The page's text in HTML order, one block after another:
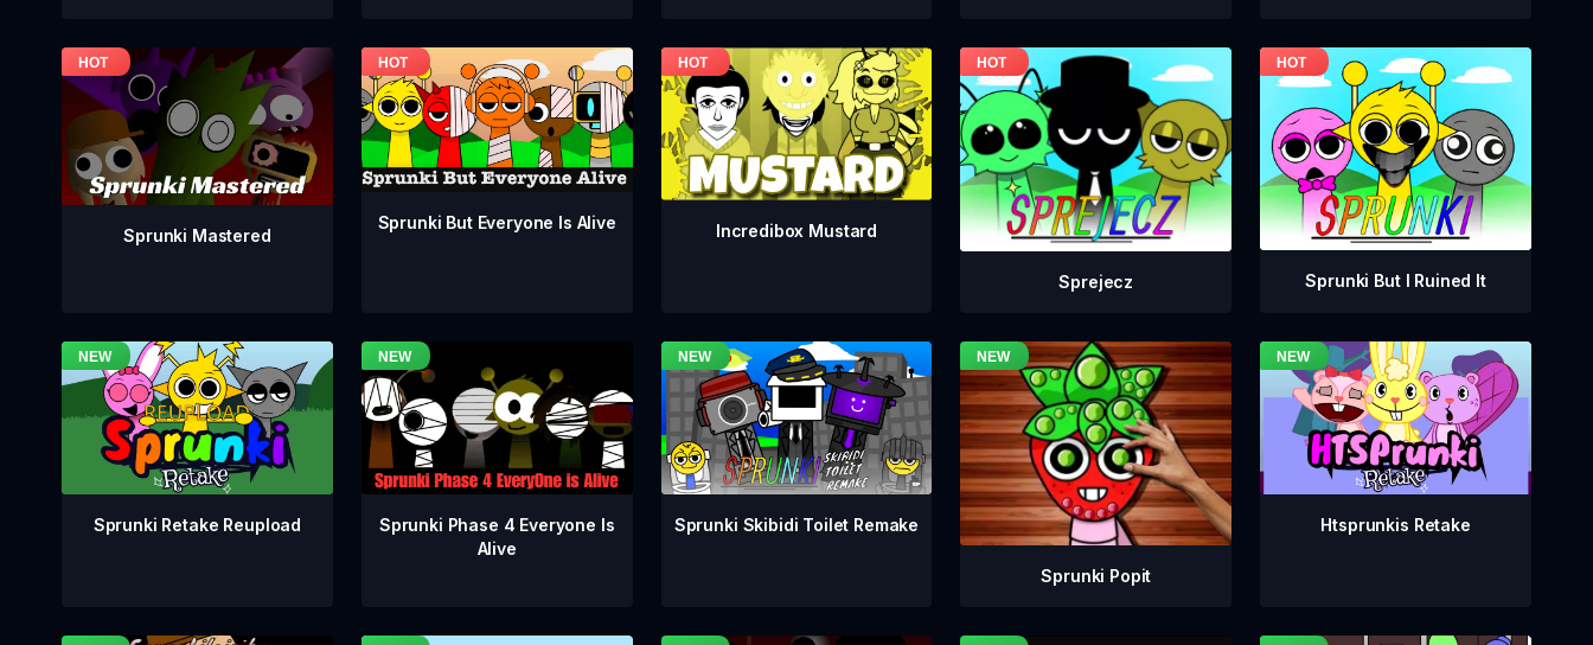
Sprunki Mastered
Sprunki But Everyone Is Alive Incredibox Mustard
Sprejecz Sprunki But I Ruined It
Sprunki Retake Reupload
Sprunki Phase 4 Everyone Is
Alive
Sprunki Skibidi Toilet Remake
Sprunki Popit
Htsprunkis Retake